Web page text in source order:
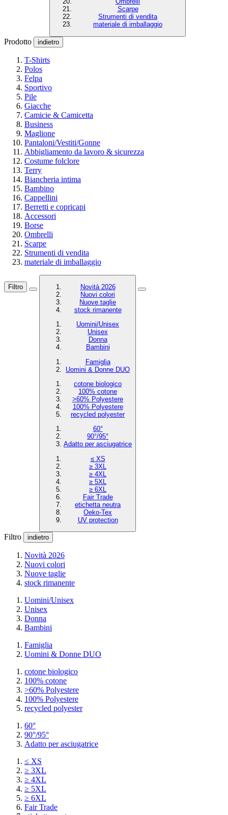
Scarpe
Strumenti di vendita
materiale di imballaggio
Prodotto indietro
T-Shirts
Polos
Felpa
Sportivo
Pile
Giacche
Camicie & Camicetta
Business
Maglione
Pantaloni/Vestiti/Gonne
Abbigliamento da lavoro & sicurezza
Costume folclore
Terry
Biancheria intima
Bambino
Cappellini
Berretti e copricapi
Accessori
Borse
Ombrelli
Scarpe
Strumenti di vendita
materiale di imballaggio
Filtro
Novità 2026
Nuovi colori
Nuove taglie
stock rimanente
Uomini/Unisex
Unisex
Donna
Bambini
Famiglia
Uomini & Donne DUO
cotone biologico
100% cotone
>60% Polyestere
100% Polyestere
recycled polyester
60°
90°/95°
Adatto per asciugatrice
≤ XS
≥ 3XL
≥ 4XL
≥ 5XL
≥ 6XL
Fair Trade
etichetta neutra
Oeko-Tex
UV protection
Filtro indietro
Novità 2026
Nuovi colori
Nuove taglie
stock rimanente
Uomini/Unisex
Unisex
Donna
Bambini
Famiglia
Uomini & Donne DUO
cotone biologico
100% cotone
>60% Polyestere
100% Polyestere
recycled polyester
60°
90°/95°
Adatto per asciugatrice
≤ XS
≥ 3XL
≥ 4XL
≥ 5XL
≥ 6XL
Fair Trade